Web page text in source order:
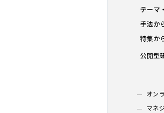
テーマ
手法か
特集か
オン
マネ
公開型